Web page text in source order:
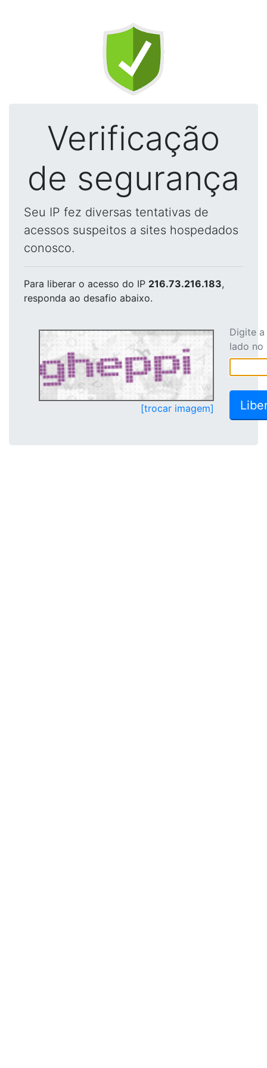
Verificação
de segurança
Seu IP fez diversas tentativas de
acessos suspeitos a sites hospedados
conosco.
Para liberar o acesso do IP 216.73.216.183,
responda ao desafio abaixo.
[trocar imagem]
Digite
lado no